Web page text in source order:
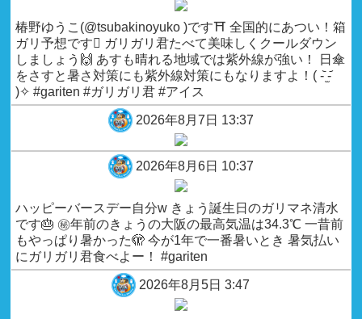
椿野ゆうこ(@tsubakinoyuko )です⛩ 全国的にあつい！箱
ガリ予想です🫪 ガリガリ君たべて美味しくクールダウン
しましょう🙌 あすも晴れる地域では紫外線が強い！ 日傘
をさすと暑さ対策にも紫外線対策にもなりますよ！( -᷅ ̫-᷄
)✧ #gariten #ガリガリ君 #アイス
2026年8月7日 13:37
2026年8月6日 10:37
ハッピーバースデー自分w きょう誕生日のガリマネ清水
です🎂 ㊙️年前のきょうの大阪の最高気温は34.3℃ 一昔前
もやっぱり暑かった🫣 今が1年で一番暑いとき 暑気払い
にガリガリ君食べよー！ #gariten
2026年8月5日 3:47